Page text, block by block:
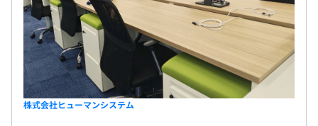
株式会社ヒューマンシステム